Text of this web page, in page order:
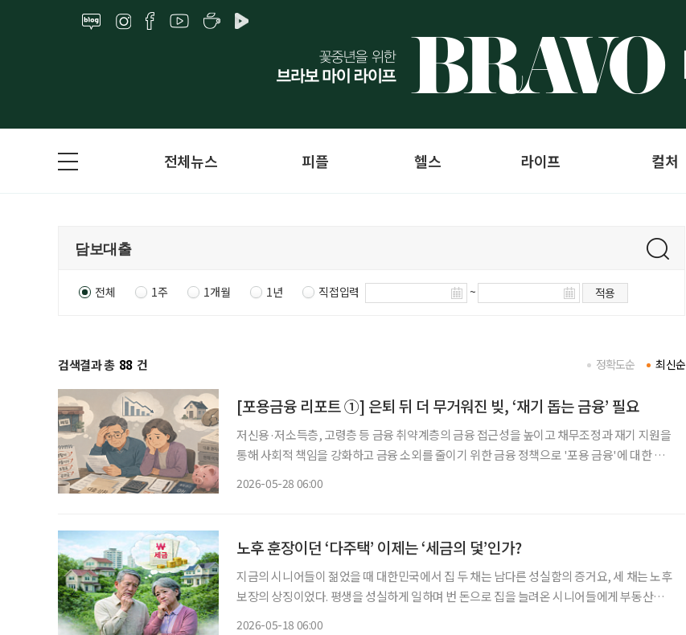
전체뉴스 피플 헬스 라이프 컬처
전체 1주 1개월 1년 직접입력 ~ 적용
검색결과 총 88 건 최신순
정확도순
[포용금융 리포트 ①] 은퇴 뒤 더 무거워진 빚, ‘재기 돕는 금융’ 필요
저신용·저소득층, 고령층 등 금융 취약계층의 금융 접근성을 높이고 채무조정과 재기 지원을
통해 사회적 책임을 강화하고 금융 소외를 줄이기 위한 금융 정책으로 '포용 금융'에 대한 관
2026-05-28 06:00
노후 훈장이던 ‘다주택’ 이제는 ‘세금의 덫’인가?
지금의 시니어들이 젊었을 때 대한민국에서 집 두 채는 남다른 성실함의 증거요, 세 채는 노후
보장의 상징이었다. 평생을 성실하게 일하며 번 돈으로 집을 늘려온 시니어들에게 부동산은
2026-05-18 06:00